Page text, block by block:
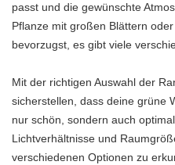
passt und die gewünschte
Pflanze mit großen Blättern
bevorzugst, es gibt viele
Mit der richtigen Auswahl der
sicherstellen, dass deine grüne
nur schön, sondern auch
Lichtverhältnisse und
verschiedenen Optionen zu